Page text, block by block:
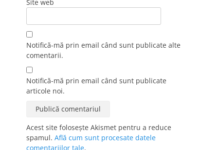
Site web
Notifică-mă prin email când sunt publicate alte
comentarii.
Notifică-mă prin email când sunt publicate
articole noi.
Acest site folosește Akismet pentru a reduce
spamul. Află cum sunt procesate datele
comentariilor tale.